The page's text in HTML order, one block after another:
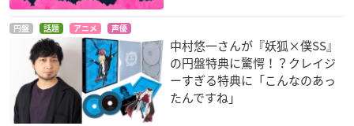
円盤 話題 アニメ 声優
中村悠一さんが『妖狐×僕SS』
の円盤特典に驚愕！？クレイジ
ーすぎる特典に「こんなのあっ
たんですね」